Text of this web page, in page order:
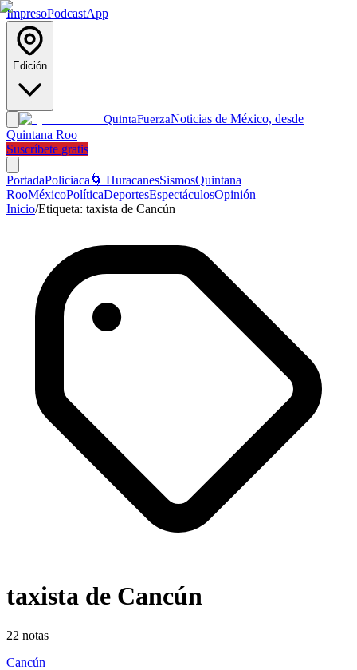
ImpresoPodcastApp
Edición
QuintaFuerzaNoticias de México, desde
Quintana Roo
Suscríbete gratis
PortadaPoliciaca 🌀 HuracanesSismosQuintana
RooMéxicoPolíticaDeportesEspectáculosOpinión
Inicio/Etiqueta: taxista de Cancún
taxista de Cancún
22 notas
Cancún